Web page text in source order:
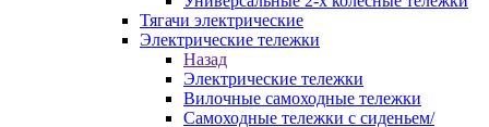
Тягачи электрические
Электрические тележки
Назад
Электрические тележки
Вилочные самоходные тележки
Самоходные тележки с сиденьем/